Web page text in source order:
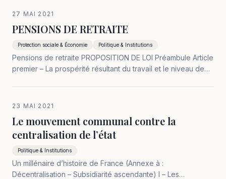
octobre 2018 :…
27 MAI 2021
PENSIONS DE RETRAITE
Protection sociale & Économie Politique & Institutions
Pensions de retraite PROPOSITION DE LOI Préambule Article
premier – La prospérité résultant du travail et le niveau de
régressent…
23 MAI 2021
Le mouvement communal contre la
centralisation de l’état
Politique & Institutions
Un millénaire d’histoire de France (Annexe à :
Décentralisation – Subsidiarité ascendante) I – Les